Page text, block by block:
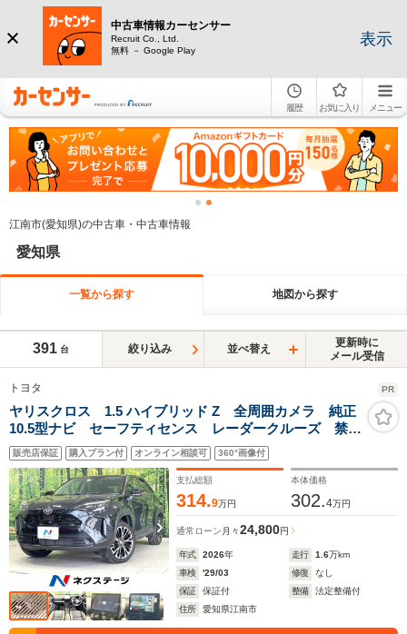
中古車情報カーセンサー
Recruit Co., Ltd.
無料 － Google Play
表示
履歴 お気に入り メニュー
江南市(愛知県)の中古車・中古車情報
愛知県
一覧から探す 地図から探す
391 台 絞り込み 並べ替え
更新時に
メール受信
トヨタ PR
ヤリスクロス 1.5 ハイブリッド Z 全周囲カメラ 純正
10.5型ナビ セーフティセンス レーダークルーズ 禁
煙 ハーフレザーシート パワーシート コーナーセン
サー スマートキー LEDヘッド ETC 純正18インチ
AW オートハイビーム
販売店保証 購入プラン付 オンライン相談可 360°画像付
支払総額
314.9万円
本体価格
302.4万円
通常ローン 月々24,800円
年式 2026年 走行 1.6万km
車検
'29/03 修復
なし
保証
保証付 整備
法定整備付
住所
愛知県江南市